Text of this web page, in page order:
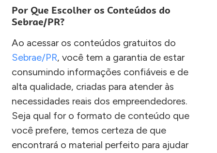
Por Que Escolher os Conteúdos do
Sebrae/PR?
Ao acessar os conteúdos gratuitos do
Sebrae/PR, você tem a garantia de estar
consumindo informações confiáveis e de
alta qualidade, criadas para atender às
necessidades reais dos empreendedores.
Seja qual for o formato de conteúdo que
você prefere, temos certeza de que
encontrará o material perfeito para ajudar